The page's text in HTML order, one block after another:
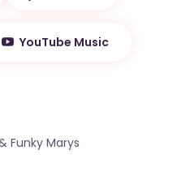
YouTube Music
Funky Marys